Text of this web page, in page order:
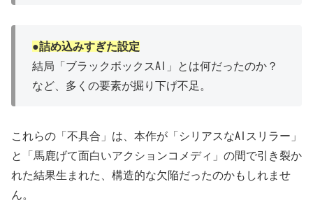
●詰め込みすぎた設定
結局「ブラックボックスAI」とは何だったのか？
など、多くの要素が掘り下げ不足。
これらの「不具合」は、本作が「シリアスなAIスリラー」
と「馬鹿げて面白いアクションコメディ」の間で引き裂か
れた結果生まれた、構造的な欠陥だったのかもしれませ
ん。